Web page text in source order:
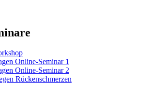
Online-Seminar 1
Online-Seminar 2
Rückenschmerzen